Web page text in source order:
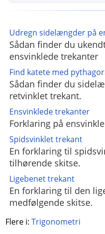
Udregn sidelængder på
Sådan finder du
ensvinklede trekanter
Find katete med
Sådan finder du
retvinklet trekant.
Ensvinklede trekanter
Forklaring på
Spidsvinklet trekant
En forklaring til
tilhørende skitse.
Ligebenet trekant
En forklaring til den
medfølgende skitse.
Flere i:Trigonometri